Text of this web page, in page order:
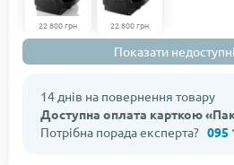
22 800 грн 22 800 грн
Показати
14 днів на повернення товару
Доступна оплата карткою
Потрібна порада експерта? 095